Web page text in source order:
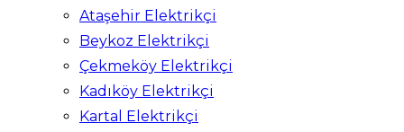
Ataşehir Elektrikçi
Beykoz Elektrikçi
Çekmeköy Elektrikçi
Kadıköy Elektrikçi
Kartal Elektrikçi